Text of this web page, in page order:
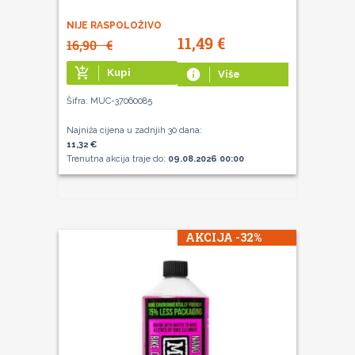
NIJE RASPOLOŽIVO
16,90€ 11,49€
add_shopping_cart Kupi info Više
Šifra: MUC-37060085
Najniža cijena u zadnjih 30 dana:
11,32 €
Trenutna akcija traje do: 09.08.2026 00:00
AKCIJA -32%